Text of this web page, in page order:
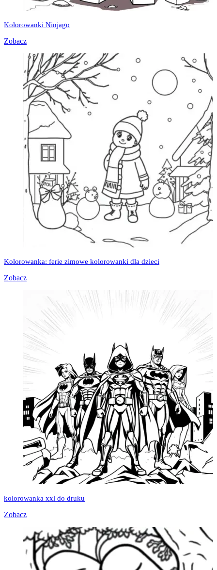
Kolorowanki Ninjago
Zobacz
Kolorowanka: ferie zimowe kolorowanki dla dzieci
Zobacz
kolorowanka xxl do druku
Zobacz